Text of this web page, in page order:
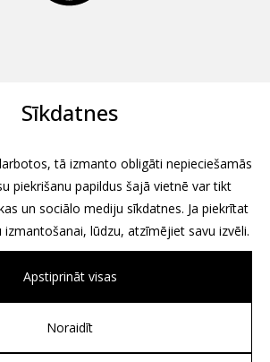
rights reserved, 2026
Sīkdatnes
tā izmanto obligāti nepieciešamās
piekrišanu papildus šajā vietnē var tikt
un sociālo mediju sīkdatnes. Ja piekrītat
lūdzu, atzīmējiet savu izvēli.
Apstiprināt visas
Noraidīt